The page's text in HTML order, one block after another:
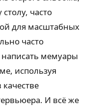
часто
для масштабных
часто
написать мемуары
используя
И всё же